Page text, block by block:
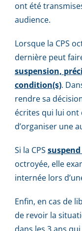
ont été
audience.
Lorsque la CPS
dernière peut
suspension,
condition(s).
rendre sa
écrites qui lui ont
d’organiser une
Si la CPS
octroyée, elle
internée lors
Enfin, en cas de
de revoir la